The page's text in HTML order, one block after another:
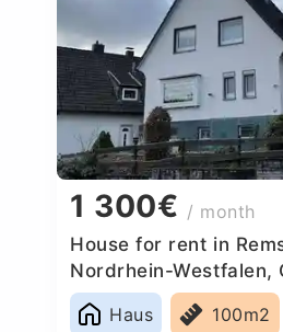
1 300€ / month
House for rent in
Nordrhein-Westfalen,
Haus
100m2